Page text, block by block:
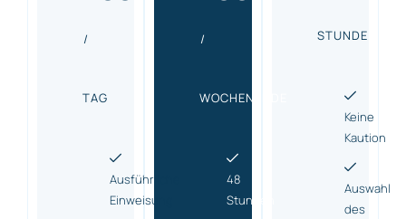
/
TAG
Ausführliche
Einweisung
/
WOCHENENDE
48
Stunden
STUNDE
Keine
Kaution
Auswahl
des